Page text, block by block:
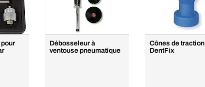
Débosseleur à
ventouse pneumatique
Cônes de traction
DentFix